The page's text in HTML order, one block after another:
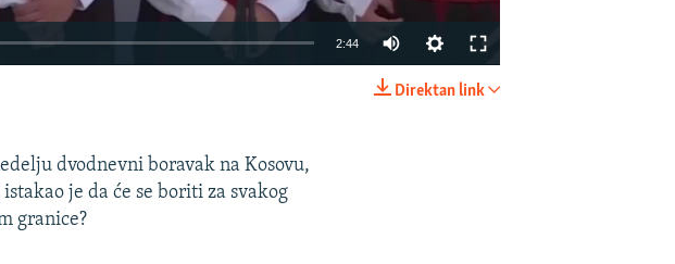
2:44
Direktan link
dvodnevni boravak na Kosovu,
je da će se boriti za svakog
granice?